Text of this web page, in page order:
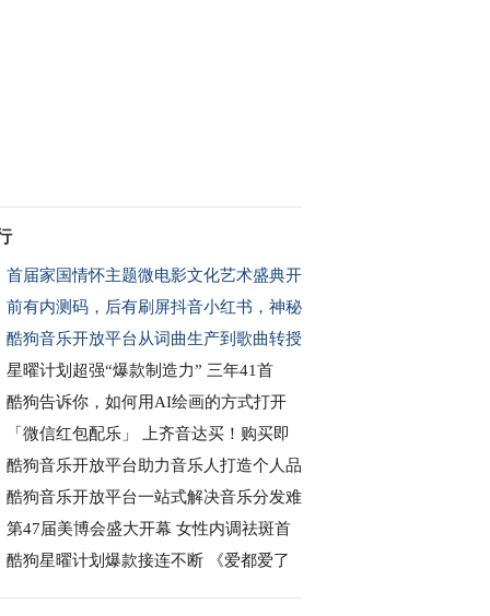
首届家国情怀主题微电影文化艺术盛典开
前有内测码，后有刷屏抖音小红书，神秘
酷狗音乐开放平台从词曲生产到歌曲转授
星曜计划超强“爆款制造力” 三年41首
酷狗告诉你，如何用AI绘画的方式打开
「微信红包配乐」 上齐音达买！购买即
酷狗音乐开放平台助力音乐人打造个人品
酷狗音乐开放平台一站式解决音乐分发难
第47届美博会盛大开幕 女性内调祛斑首
酷狗星曜计划爆款接连不断 《爱都爱了